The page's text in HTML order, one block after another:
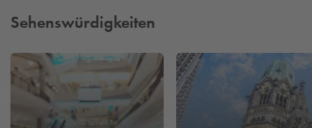
Sehenswürdigkeiten